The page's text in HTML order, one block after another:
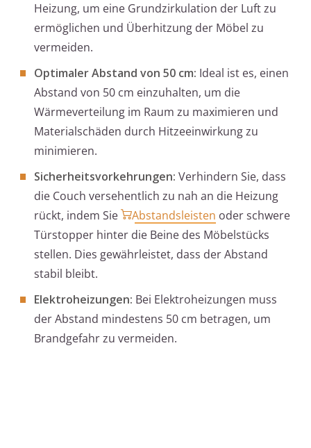
Heizung, um eine Grundzirkulation der Luft zu
ermöglichen und Überhitzung der Möbel zu
vermeiden.
Optimaler Abstand von 50 cm: Ideal ist es, einen
Abstand von 50 cm einzuhalten, um die
Wärmeverteilung im Raum zu maximieren und
Materialschäden durch Hitzeeinwirkung zu
minimieren.
Sicherheitsvorkehrungen: Verhindern Sie, dass
die Couch versehentlich zu nah an die Heizung
rückt, indem Sie
Abstandsleisten oder schwere
Türstopper hinter die Beine des Möbelstücks
stellen. Dies gewährleistet, dass der Abstand
stabil bleibt.
Elektroheizungen: Bei Elektroheizungen muss
der Abstand mindestens 50 cm betragen, um
Brandgefahr zu vermeiden.